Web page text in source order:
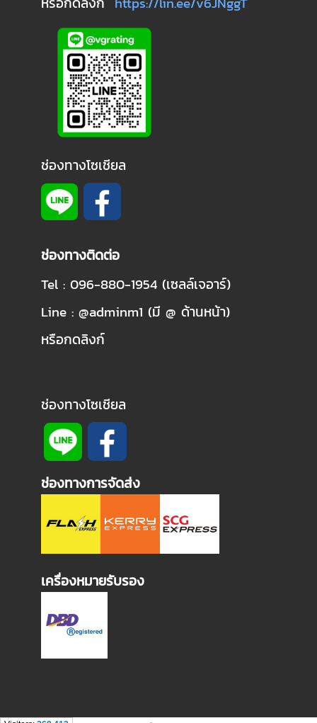
ช่องทางโซเชียล
ช่องทางติดต่อ
Tel : 096-880-1954 (เซลล์เจอาร์)
Line : @adminm1 (มี @ ด้านหน้า)
หรือกดลิงก์
ช่องทางโซเชียล
ช่องทางการจัดส่ง
เครื่องหมายรับรอง